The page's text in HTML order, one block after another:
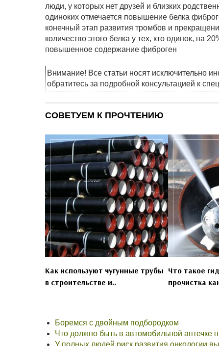
люди, у которых нет друзей и близких
одиноких отмечается повышение белка
конечный этап развития тромбов и
количество этого белка у тех, кто одинок, на
повышенное содержание фиброген
Внимание! Все статьи носят исключительно
обратитесь за подробной консультацией к
СОВЕТУЕМ К ПРОЧТЕНИЮ
Как используют чугунные трубы
в строительстве и..
Что такое
прочистка
Боремся с двойным подбородком
Что должно быть в автомобильной аптечке
У полных людей риск развития онкологии